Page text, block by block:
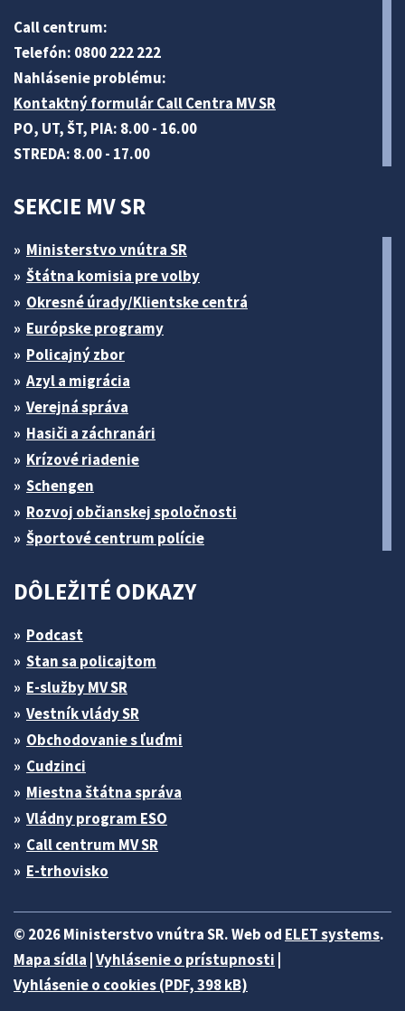
Call centrum:
Telefón: 0800 222 222
Nahlásenie problému:
Kontaktný formulár Call Centra MV SR
PO, UT, ŠT, PIA: 8.00 - 16.00
STREDA: 8.00 - 17.00
SEKCIE MV SR
Ministerstvo vnútra SR
Štátna komisia pre volby
Okresné úrady/Klientske centrá
Európske programy
Policajný zbor
Azyl a migrácia
Verejná správa
Hasiči a záchranári
Krízové riadenie
Schengen
Rozvoj občianskej spoločnosti
Športové centrum polície
DÔLEŽITÉ ODKAZY
Podcast
Stan sa policajtom
E-služby MV SR
Vestník vlády SR
Obchodovanie s ľuďmi
Cudzinci
Miestna štátna správa
Vládny program ESO
Call centrum MV SR
E-trhovisko
© 2026 Ministerstvo vnútra SR. Web od ELET systems.
Mapa sídla Vyhlásenie o prístupnosti
Vyhlásenie o cookies (PDF, 398 kB)